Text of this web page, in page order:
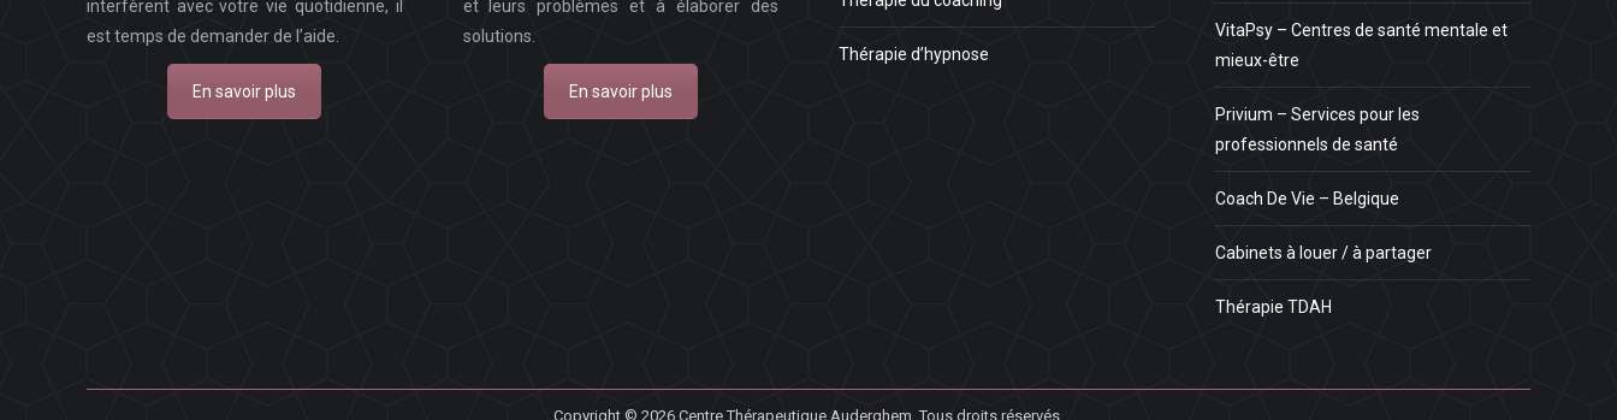
interfèrent avec votre vie quotidienne, il
est temps de demander de l’aide.
En savoir plus
et leurs problèmes et à élaborer des
solutions.
En savoir plus
Thérapie d’hypnose
VitaPsy – Centres de santé mentale et
mieux-être
Privium – Services pour les
professionnels de santé
Coach De Vie – Belgique
Cabinets à louer / à partager
Thérapie TDAH
Copyright © 2026 Centre Thérapeutique Auderghem. Tous droits réservés.